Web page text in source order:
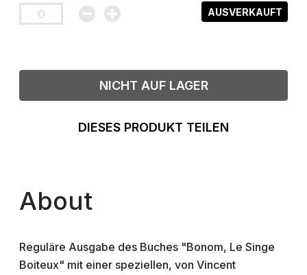
AUSVERKAUFT
NICHT AUF LAGER
DIESES PRODUKT TEILEN
About
Reguläre Ausgabe des Buches "Bonom, Le Singe
Boiteux" mit einer speziellen, von Vincent